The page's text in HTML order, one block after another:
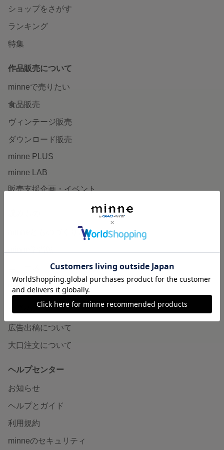
ショップをさがす
ランキング
特集
作品販売について
minneで売りたい
食品販売
ヴィンテージ販売
ダウンロード販売
minne PLUS
minne LAB
販売支援企画・イベント
minneとものづくりと
minneの本
企業の方へ
広告出稿について
大口注文について
ヘルプセンター
お知らせ
ヘルプとガイド
利用規約
minneのセキュリティ